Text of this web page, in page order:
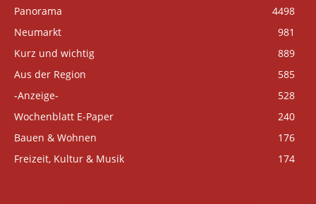
Panorama
4498
Neumarkt
981
Kurz und wichtig
889
Aus der Region
585
-Anzeige-
528
Wochenblatt E-Paper
240
Bauen & Wohnen
176
Freizeit, Kultur & Musik
174